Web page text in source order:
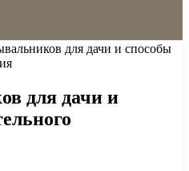
для дачи и способы
для дачи и